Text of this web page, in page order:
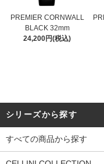
PREMIER CORNWALL
BLACK 32mm
24,200円(税込)
シリーズから探す
すべての商品から探す